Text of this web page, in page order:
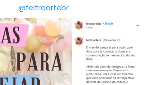
@feltroartebr